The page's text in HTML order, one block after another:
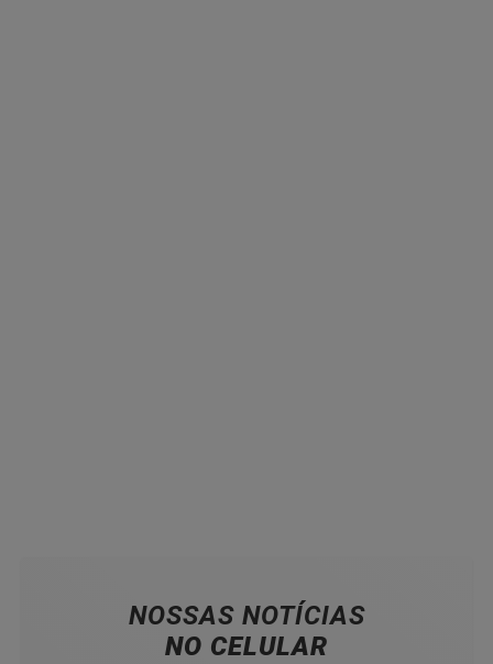
NOSSAS NOTÍCIAS
NO CELULAR